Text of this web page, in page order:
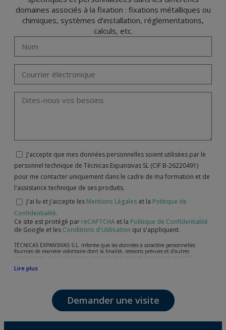
domaines associés à la fixation : fixations métalliques ou
chimiques, systèmes d’installation, réglementations,
calculs, etc.
J'accepte que mes données personnelles soient utilisées par le
personnel technique de Técnicas Expansivas SL (CIF B-26220491)
pour me contacter uniquement dans le cadre de ma formation et de
l'assistance technique de ses produits.
J'ai lu et j'accepte les Mentions Légales et la Politique de
Confidentialité.
Ce site est protégé par reCAPTCHA et la Politique de Confidentialité
de Google et les Conditions d'Utilisation qui s'appliquent.
TÉCNICAS EXPANSIVAS S.L. informe que les données à caractère personnelles
fournies de manière volontaire dont la finalité, cessions prévues et d’autres
circonstances, sont indiquées au moment de la prise de données de caractère
l’attention de votre demande, litige ou requise, maintien de la relation établie, la
Les données de nos fichiers sont absolument confidentielles et seront traitées avec la
plus grande confidentialité et répondent à toutes les exigences prévues par la loi
15/1999 du 13 décembre sur la protection des données personnelles.
Il est recommandé de ne pas envoyer de données strictement personnelles,
Lire plus
Demander une visite